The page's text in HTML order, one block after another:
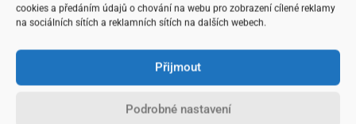
cookies a předáním údajů o chování na webu pro zobrazení cílené reklamy
na sociálních sítích a reklamních sítích na dalších webech.
Přijmout
Podrobné nastavení